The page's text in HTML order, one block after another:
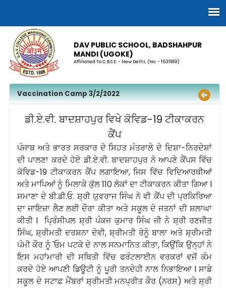
DAV PUBLIC SCHOOL, BADSHAHPUR
MANDI (UGOKE)
Affiliated To C.B.S.E. - New Delhi, (No. - 1631189)
Vaccination Camp 3/2/2022
ਡੀ.ਏ.ਵੀ. ਬਾਦਸ਼ਾਹਪੁਰ ਵਿਖੇ ਕੋਵਿਡ-19 ਟੀਕਾਕਰਨ
ਕੈਂਪ
ਪੰਜਾਬ ਅਤੇ ਭਾਰਤ ਸਰਕਾਰ ਦੇ ਸਿਹਤ ਮੰਤਰਾਲੇ ਦੇ ਦਿਸ਼ਾ-ਨਿਰਦੇਸ਼ਾਂ
ਦੀ ਪਾਲਣਾ ਕਰਦੇ ਹੋਏ ਡੀ.ਏ.ਵੀ. ਬਾਦਸ਼ਾਹਪੁਰ ਨੇ ਆਪਣੇ ਕੈਂਪਸ ਵਿੱਚ
ਕੋਵਿਡ-19 ਟੀਕਾਕਰਨ ਕੈਂਪ ਲਗਾਇਆ, ਜਿਸ ਵਿੱਚ ਵਿਦਿਆਰਥੀਆਂ
ਅਤੇ ਮਾਪਿਆਂ ਨੂੰ ਮਿਲਾਕੇ ਕੁੱਲ 110 ਲੋਕਾਂ ਦਾ ਟੀਕਾਕਰਨ ਕੀਤਾ ਗਿਆ l
ਸਮਾਣਾ ਦੇ ਬੀ.ਡੀ.ਓ. ਸ਼੍ਰੀ ਯੁਵਰਾਜ ਸਿੰਘ ਨੇ ਵੀ ਕੈਂਪ ਦੀ ਪ੍ਰਕਿਰਿਆ
ਦਾ ਜਾਇਜ਼ਾ ਲੈਣ ਲਈ ਦੌਰਾ ਕੀਤਾ ਅਤੇ ਸਕੂਲ ਦੇ ਜਤਨਾਂ ਦੀ ਸ਼ਲਾਘਾ
ਕੀਤੀ l ਪ੍ਰਿੰਸੀਪਲ ਸ਼੍ਰੀ ਪੰਕਜ ਕੁਮਾਰ ਸਿੰਘ ਜੀ ਨੇ ਸ਼੍ਰੀ ਰਣਜੀਤ
ਸਿੰਘ, ਸ਼੍ਰੀਮਤੀ ਦਰਸ਼ਨਾ ਦੇਵੀ, ਸ਼੍ਰੀਮਤੀ ਰੇਨੂੰ ਬਾਲਾ ਅਤੇ ਸ਼੍ਰੀਮਤੀ
ਪੰਮੀ ਕੌਰ ਨੂੰ 'ਓਮ ਪਟਕੇ ਦੇ ਨਾਲ ਸਨਮਾਨਿਤ ਕੀਤਾ, ਕਿਉਂਕਿ ਉਨ੍ਹਾਂ ਨੇ
ਇਸ ਮਹਾਂਮਾਰੀ ਦੀ ਸਥਿਤੀ ਵਿੱਚ ਫਰੰਟਲਾਈਨ ਵਰਕਰਾਂ ਵਜੋਂ ਕੰਮ
ਕਰਦੇ ਹੋਏ ਆਪਣੀ ਡਿਊਟੀ ਨੂੰ ਪੂਰੀ ਤਨਦੇਹੀ ਨਾਲ ਨਿਭਾਇਆ l ਸਾਡੇ
ਸਕੂਲ ਦੇ ਸਟਾਫ਼ ਮੈਂਬਰਾਂ ਸ਼੍ਰੀਮਤੀ ਮਨਪ੍ਰੀਤ ਕੌਰ (ਨਰਸ) ਅਤੇ ਸ਼੍ਰੀ